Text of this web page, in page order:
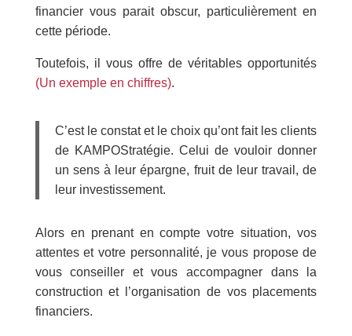
financier vous parait obscur, particulièrement en
cette période.
Toutefois, il vous offre de véritables opportunités
(Un exemple en chiffres).
C’est le constat et le choix qu’ont fait les clients
de KAMPOStratégie. Celui de vouloir donner
un sens à leur épargne, fruit de leur travail, de
leur investissement.
Alors en prenant en compte votre situation, vos
attentes et votre personnalité, je vous propose de
vous conseiller et vous accompagner dans la
construction et l’organisation de vos placements
financiers.